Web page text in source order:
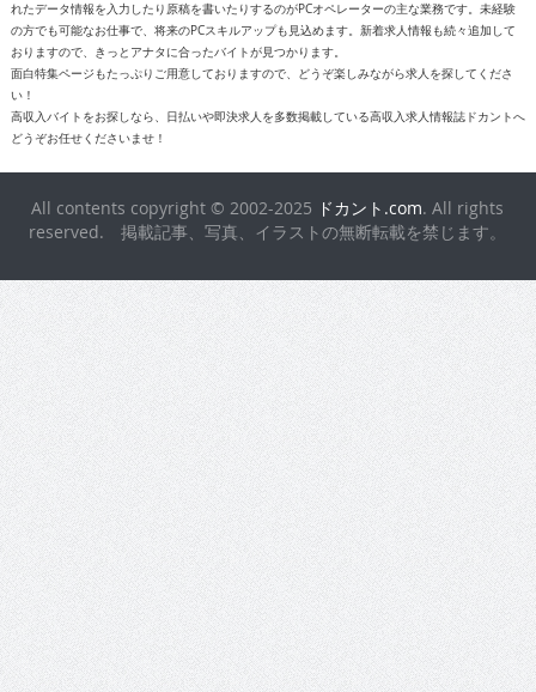
れたデータ情報を入力したり原稿を書いたりするのがPCオペレーターの主な業務です。未経験
の方でも可能なお仕事で、将来のPCスキルアップも見込めます。新着求人情報も続々追加して
おりますので、きっとアナタに合ったバイトが見つかります。
面白特集ページもたっぷりご用意しておりますので、どうぞ楽しみながら求人を探してくださ
い！
高収入バイトをお探しなら、日払いや即決求人を多数掲載している高収入求人情報誌ドカントへ
どうぞお任せくださいませ！
All contents copyright © 2002-2025 ドカント.com. All rights
reserved. 掲載記事、写真、イラストの無断転載を禁じます。